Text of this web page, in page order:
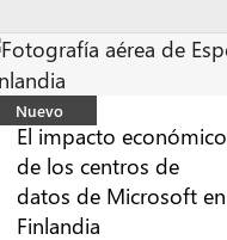
Nuevo
El impacto económico
de los centros de
datos de Microsoft en
Finlandia